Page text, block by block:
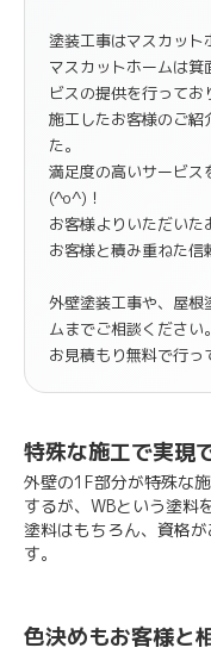
塗装工事はマスカット
マスカットホームは
ビスの提供を行ってお
施工したお客様のご紹
た。
満足度の高いサービス
(^o^)！
お客様よりいただいた
お客様と積み重ねた信
外壁塗装工事や、屋根
ムまでご相談ください。
お見積もり無料で行
特殊な施工で実現
外壁の1F部分が特殊な
するが、WBという塗料
塗料はもちろん、資格
す。
色決めもお客様と